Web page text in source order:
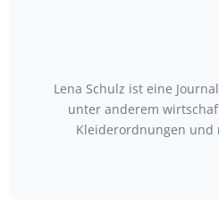
Lena Schulz ist eine
unter anderem
Kleiderordnungen und